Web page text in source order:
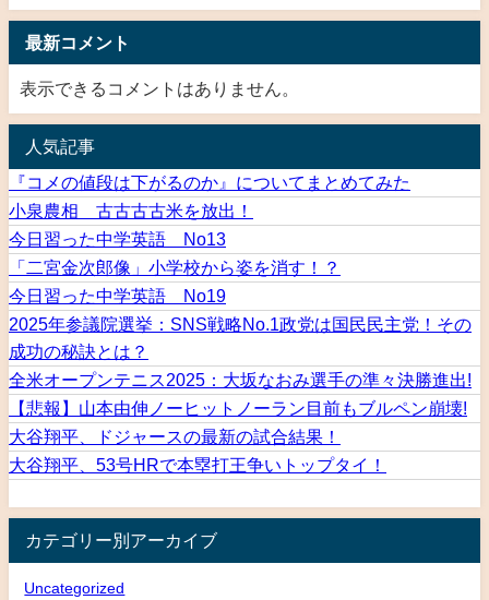
最新コメント
表示できるコメントはありません。
人気記事
『コメの値段は下がるのか』についてまとめてみた
小泉農相 古古古古米を放出！
今日習った中学英語 No13
「二宮金次郎像」小学校から姿を消す！？
今日習った中学英語 No19
2025年参議院選挙：SNS戦略No.1政党は国民民主党！その
成功の秘訣とは？
全米オープンテニス2025：大坂なおみ選手の準々決勝進出!
【悲報】山本由伸ノーヒットノーラン目前もブルペン崩壊!
大谷翔平、ドジャースの最新の試合結果！
大谷翔平、53号HRで本塁打王争いトップタイ！
カテゴリー別アーカイブ
Uncategorized